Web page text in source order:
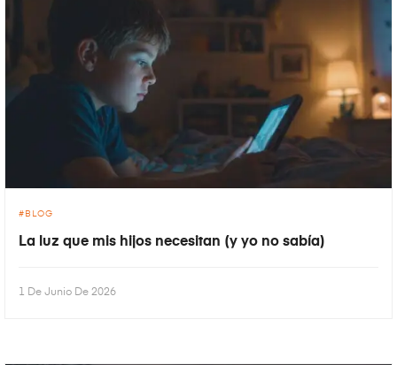
BLOG
La luz que mis hijos necesitan (y yo no sabía)
1 De Junio De 2026